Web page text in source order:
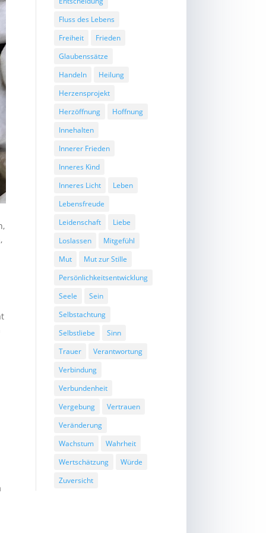
Fluss des Lebens
Freiheit
Frieden
Glaubenssätze
Handeln
Heilung
Herzensprojekt
Herzöffnung
Hoffnung
Innehalten
Innerer Frieden
Inneres Kind
Inneres Licht
Leben
Lebensfreude
Leidenschaft
Liebe
Loslassen
Mitgefühl
Mut
Mut zur Stille
Persönlichkeitsentwicklung
Seele
Sein
Selbstachtung
Selbstliebe
Sinn
Trauer
Verantwortung
Verbindung
Verbundenheit
Vergebung
Vertrauen
Veränderung
Wachstum
Wahrheit
Wertschätzung
Würde
Zuversicht